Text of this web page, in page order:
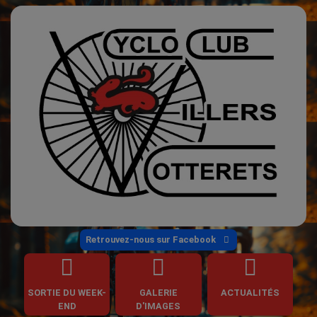
Retrouvez-nous sur Facebook
SORTIE DU WEEK-
END
GALERIE
D'IMAGES
ACTUALITÉS